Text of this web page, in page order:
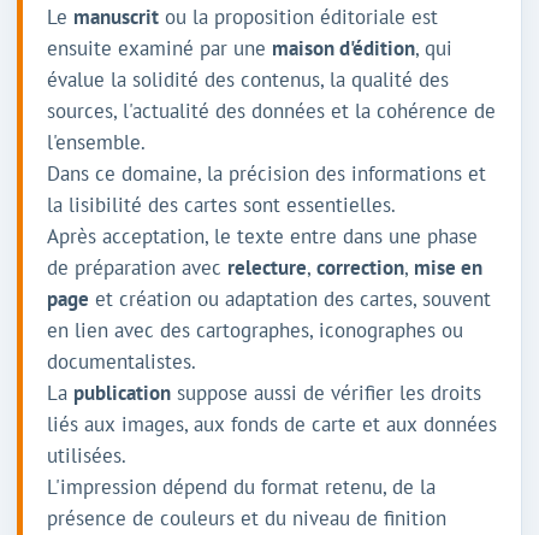
Le manuscrit ou la proposition éditoriale est
ensuite examiné par une maison d'édition, qui
évalue la solidité des contenus, la qualité des
sources, l'actualité des données et la cohérence de
l'ensemble.
Dans ce domaine, la précision des informations et
la lisibilité des cartes sont essentielles.
Après acceptation, le texte entre dans une phase
de préparation avec relecture, correction, mise en
page et création ou adaptation des cartes, souvent
en lien avec des cartographes, iconographes ou
documentalistes.
La publication suppose aussi de vérifier les droits
liés aux images, aux fonds de carte et aux données
utilisées.
L'impression dépend du format retenu, de la
présence de couleurs et du niveau de finition